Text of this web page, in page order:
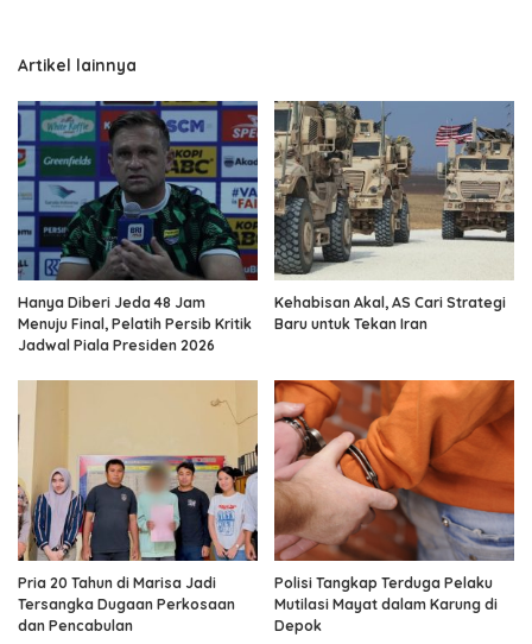
Artikel lainnya
Hanya Diberi Jeda 48 Jam
Menuju Final, Pelatih Persib Kritik
Jadwal Piala Presiden 2026
Kehabisan Akal, AS Cari Strategi
Baru untuk Tekan Iran
Pria 20 Tahun di Marisa Jadi
Tersangka Dugaan Perkosaan
dan Pencabulan
Polisi Tangkap Terduga Pelaku
Mutilasi Mayat dalam Karung di
Depok